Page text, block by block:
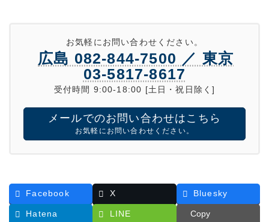
お気軽にお問い合わせください。
広島 082-844-7500 ／ 東京
03-5817-8617
受付時間 9:00-18:00 [土日・祝日除く]
メールでのお問い合わせはこちら
お気軽にお問い合わせください。
Facebook X Bluesky
Hatena LINE Copy